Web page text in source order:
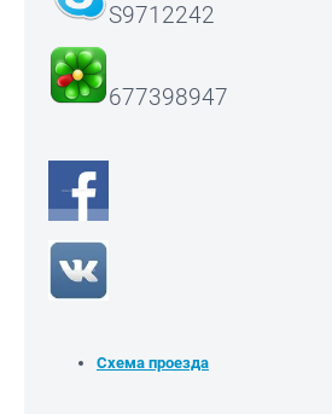
S9712242
677398947
Схема проезда